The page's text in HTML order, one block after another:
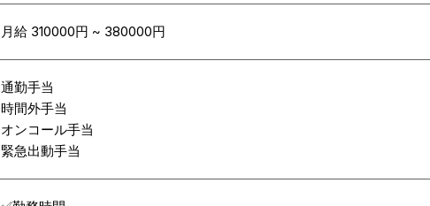
月給 310000円 ~ 380000円
通勤手当
時間外手当
オンコール手当
緊急出動手当